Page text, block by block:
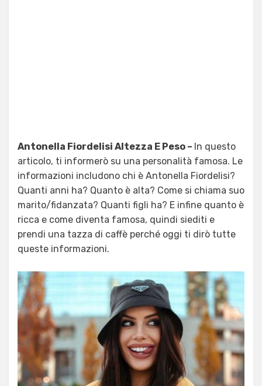
Antonella Fiordelisi Altezza E Peso – In questo
articolo, ti informerò su una personalità famosa. Le
informazioni includono chi è Antonella Fiordelisi?
Quanti anni ha? Quanto è alta? Come si chiama suo
marito/fidanzata? Quanti figli ha? E infine quanto è
ricca e come diventa famosa, quindi siediti e
prendi una tazza di caffè perché oggi ti dirò tutte
queste informazioni.